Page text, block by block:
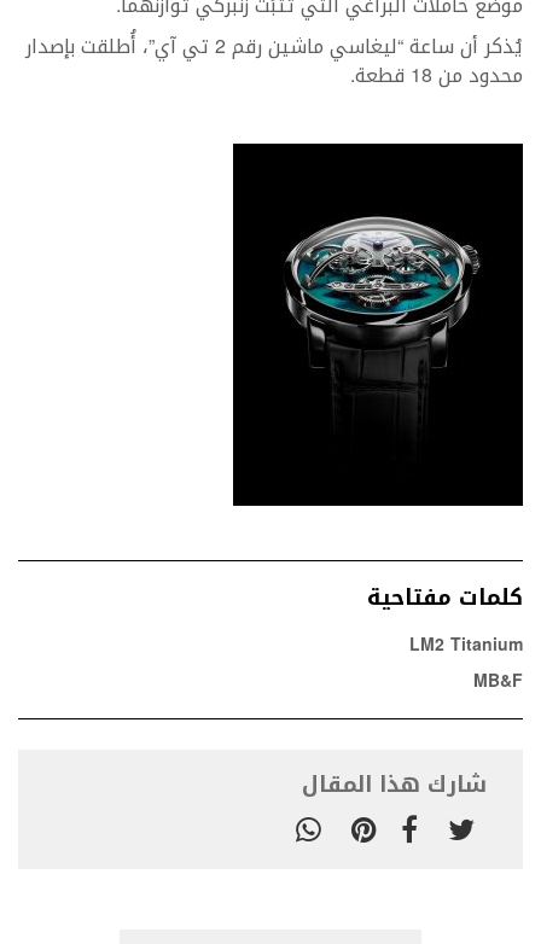
يُذكر أن ساعة “ليغاسي ماشين رقم 2 تي آي”، أُطلقت بإصدار
محدود من 18 قطعة.
كلمات مفتاحية
LM2 Titanium
MB&F
شارك هذا المقال